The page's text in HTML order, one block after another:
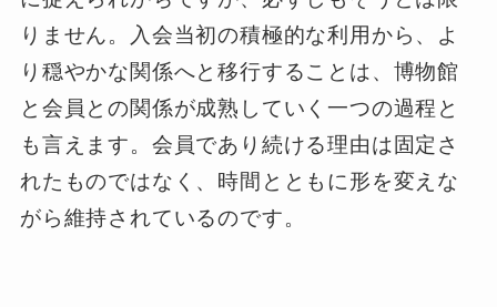
りません。入会当初の積極的な利用から、よ
り穏やかな関係へと移行することは、博物館
と会員との関係が成熟していく一つの過程と
も言えます。会員であり続ける理由は固定さ
れたものではなく、時間とともに形を変えな
がら維持されているのです。